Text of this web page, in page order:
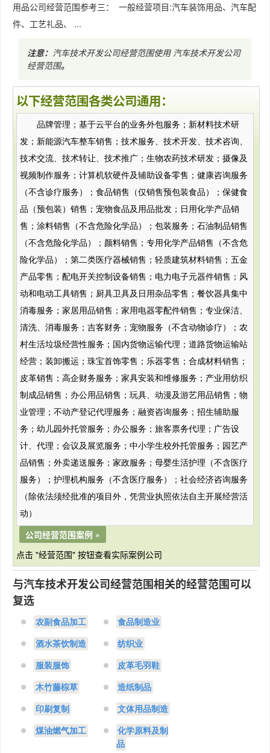
用品公司经营范围参考三： 一般经营项目:汽车装饰用品、汽车配
件、工艺礼品、 ...
注意： 汽车技术开发公司经营范围使用 汽车技术开发公司
经营范围。
以下经营范围各类公司通用：
品牌管理；基于云平台的业务外包服务；新材料技术研
发；新能源汽车整车销售；技术服务、技术开发、技术咨询、
技术交流、技术转让、技术推广；生物农药技术研发；摄像及
视频制作服务；计算机软硬件及辅助设备零售；健康咨询服务
（不含诊疗服务）；食品销售（仅销售预包装食品）；保健食
品（预包装）销售；宠物食品及用品批发；日用化学产品销
售；涂料销售（不含危险化学品）；包装服务；石油制品销售
（不含危险化学品）；颜料销售；专用化学产品销售（不含危
险化学品）；第二类医疗器械销售；轻质建筑材料销售；五金
产品零售；配电开关控制设备销售；电力电子元器件销售；风
动和电动工具销售；厨具卫具及日用杂品零售；餐饮器具集中
消毒服务；家居用品销售；家用电器零配件销售；专业保洁、
清洗、消毒服务；吉客财务；宠物服务（不含动物诊疗）；农
村生活垃圾经营性服务；国内货物运输代理；道路货物运输站
经营；装卸搬运；珠宝首饰零售；乐器零售；合成材料销售；
皮革销售；高企财务服务；家具安装和维修服务；产业用纺织
制成品销售；办公用品销售；玩具、动漫及游艺用品销售；物
业管理；不动产登记代理服务；融资咨询服务；招生辅助服
务；幼儿园外托管服务；办公服务；旅客票务代理；广告设
计、代理；会议及展览服务；中小学生校外托管服务；园艺产
品销售；外卖递送服务；家政服务；母婴生活护理（不含医疗
服务）；护理机构服务（不含医疗服务）；社会经济咨询服务
（除依法须经批准的项目外，凭营业执照依法自主开展经营活
动）
公司经营范围案例 »
点击 "经营范围" 按钮查看实际案例公司
与汽车技术开发公司经营范围相关的经营范围可以
复选
农副食品加工 食品制造业
酒水茶饮制造 纺织业
服装服饰 皮革毛羽鞋
木竹藤棕草 造纸制品
印刷复制 文体用品制造
煤油燃气加工
化学原料及制
品